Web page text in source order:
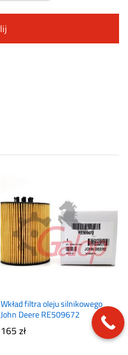
Wkład filtra oleju silnikowego
John Deere RE509672
165zł